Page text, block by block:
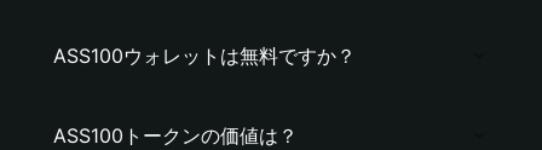
ASS100ウォレットは無料ですか？
ASS100トークンの価値は？